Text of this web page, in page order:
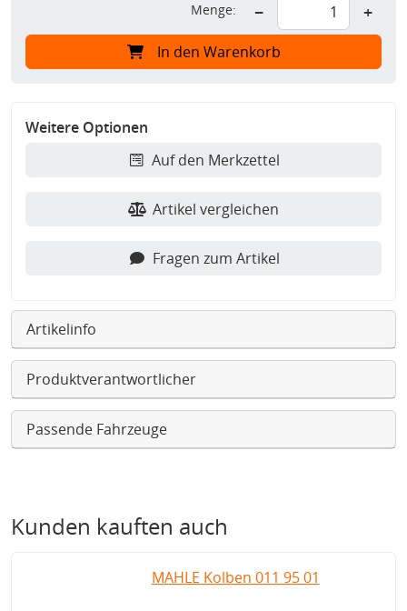
Menge: − +
In den Warenkorb
Weitere Optionen
Auf den Merkzettel
Artikel vergleichen
Fragen zum Artikel
Artikelinfo
Produktverantwortlicher
Passende Fahrzeuge
Kunden kauften auch
MAHLE Kolben 011 95 01